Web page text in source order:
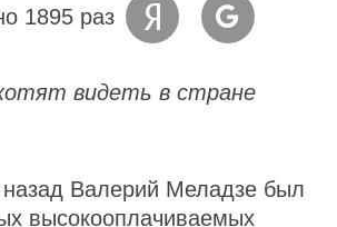
1895 раз
видеть в стране
Валерий Меладзе был
высокооплачиваемых